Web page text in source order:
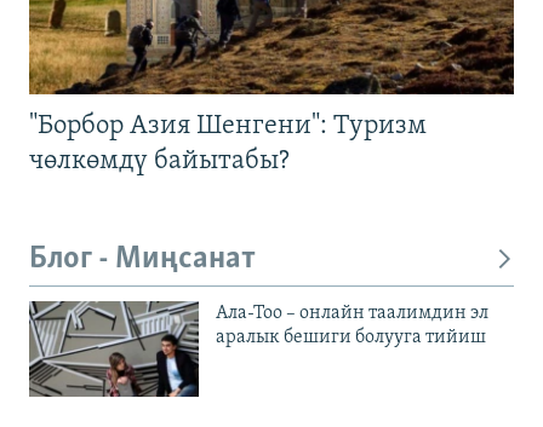
"Борбор Азия Шенгени": Туризм
чөлкөмдү байытабы?
Блог - Миңсанат
Ала-Тоо – онлайн таалимдин эл
аралык бешиги болууга тийиш